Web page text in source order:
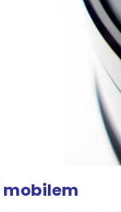
mobilem